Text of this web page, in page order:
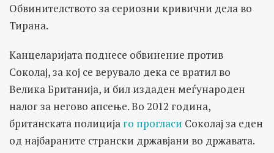
Обвинителството за сериозни кривични дела во
Тирана.
Канцеларијата поднесе обвинение против
Соколај, за кој се верувало дека се вратил во
Велика Британија, и бил издаден меѓународен
налог за негово апсење. Во 2012 година,
британската полиција го прогласи Соколај за еден
од најбараните странски државјани во државата.